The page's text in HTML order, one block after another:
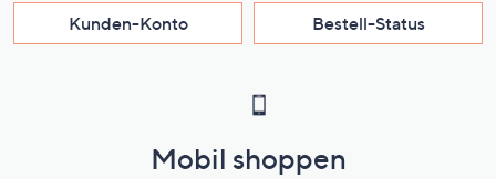
Kunden-Konto Bestell-Status
Mobil shoppen